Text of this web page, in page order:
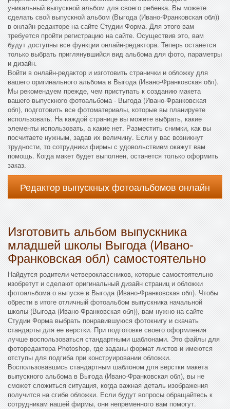
уникальный выпускной альбом для своего ребенка. Вы можете
сделать свой выпускной альбом (Выгода (Ивано-Франковская обл))
в онлайн-редакторе на сайте Студии Форма. Для этого вам
требуется пройти регистрацию на сайте. Осуществив это, вам
будут доступны все функции онлайн-редактора. Теперь останется
только выбрать приглянувшийся вид альбома для фото, параметры
и дизайн.
Войти в онлайн-редактор и изготовить странички и обложку для
вашего оригинального альбома в Выгода (Ивано-Франковская обл).
Мы рекомендуем прежде, чем приступать к созданию макета
вашего выпускного фотоальбома - Выгода (Ивано-Франковская
обл), подготовить все фотоматериалы, которые вы планируете
использовать. На каждой странице вы можете выбрать, какие
элементы использовать, а какие нет. Разместить снимки, как вы
посчитаете нужным, задав их величину. Если у вас возникнут
трудности, то сотрудники фирмы с удовольствием окажут вам
помощь. Когда макет будет выполнен, останется только оформить
заказ.
Редактор выпускных фотоальбомов онлайн
Изготовить альбом выпускника
младшей школы Выгода (Ивано-
Франковская обл) самостоятельно
Найдутся родители четвероклассников, которые самостоятельно
изобретут и сделают оригинальный дизайн страниц и обложки
фотоальбома о выпуске в Выгода (Ивано-Франковская обл). Чтобы
обрести в итоге отличный фотоальбом выпускника начальной
школы (Выгода (Ивано-Франковская обл)), вам нужно на сайте
Студии Форма выбрать понравившуюся фотокнигу и скачать
стандарты для ее верстки. При подготовке своего оформления
лучше воспользоваться стандартными шаблонами. Это файлы для
фоторедактора Photoshop, где заданы формат листов и имеются
отступы для подгиба при конструировании обложки.
Воспользовавшись стандартным шаблоном для верстки макета
выпускного альбома в Выгода (Ивано-Франковская обл), вы не
сможет сложиться ситуация, когда важная деталь изображения
получится на сгибе обложки. Если будут вопросы обращайтесь к
сотрудникам нашей фирмы, они непременного вам помогут.